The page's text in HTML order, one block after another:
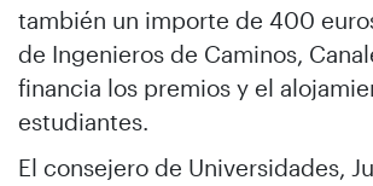
también un importe de 400
de Ingenieros de Caminos,
financia los premios y el
estudiantes.
El consejero de Universidades,